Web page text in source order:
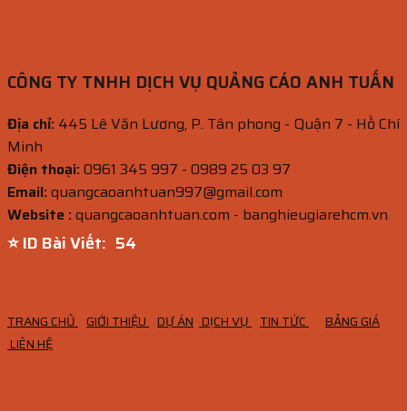
CÔNG TY TNHH DỊCH VỤ QUẢNG CÁO ANH TUẤN
Địa chỉ: 445 Lê Văn Lương, P. Tân phong - Quận 7 - Hồ Chí
Minh
Điện thoại:0961 345 997 - 0989 25 03 97
Email:quangcaoanhtuan997@gmail.com
Website :quangcaoanhtuan.com - banghieugiarehcm.vn
⭐ ID Bài Viết: 53
TRANG CHỦ GIỚI THIỆU DỰ ÁN DỊCH VỤ TIN TỨC
BẢNG GIÁ
LIÊN HỆ